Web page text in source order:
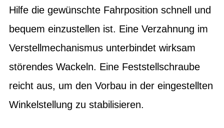
Hilfe die gewünschte Fahrposition schnell und
bequem einzustellen ist. Eine Verzahnung im
Verstellmechanismus unterbindet wirksam
störendes Wackeln. Eine Feststellschraube
reicht aus, um den Vorbau in der eingestellten
Winkelstellung zu stabilisieren.